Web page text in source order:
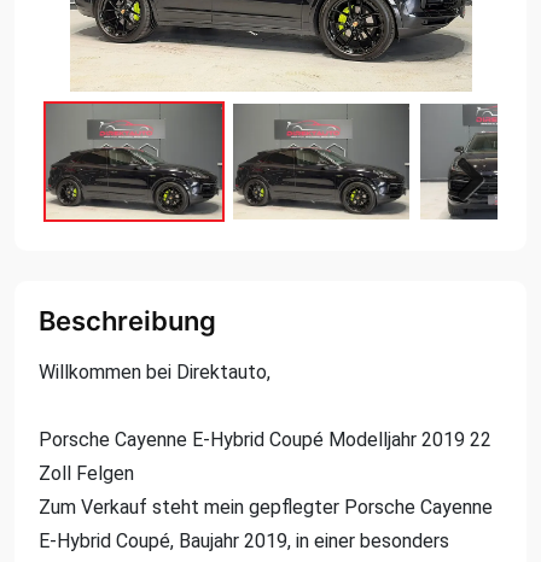
Next
Beschreibung
Willkommen bei Direktauto,
Porsche Cayenne E-Hybrid Coupé Modelljahr 2019 22
Zoll Felgen
Zum Verkauf steht mein gepflegter Porsche Cayenne
E-Hybrid Coupé, Baujahr 2019, in einer besonders